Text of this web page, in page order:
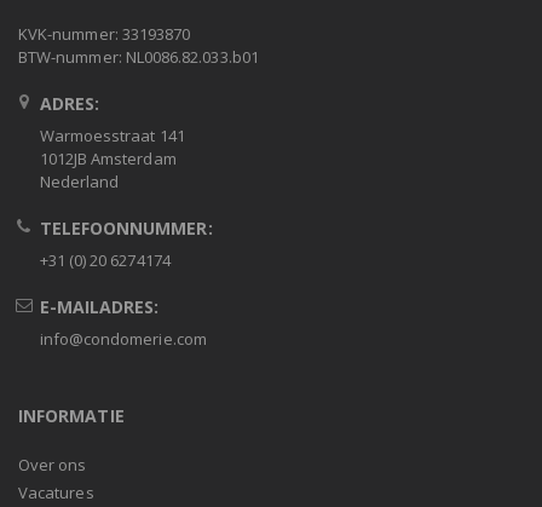
KVK-nummer: 33193870
BTW-nummer: NL0086.82.033.b01
ADRES:
Warmoesstraat 141
1012JB Amsterdam
Nederland
TELEFOONNUMMER:
+31 (0) 20 6274174
E-MAILADRES:
info@condomerie.com
INFORMATIE
Over ons
Vacatures